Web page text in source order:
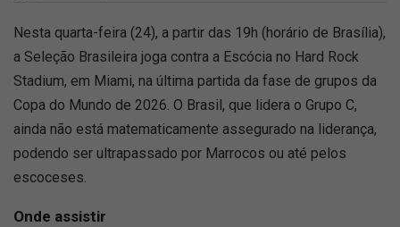
Nesta quarta-feira (24), a partir das 19h (horário de Brasília),
a Seleção Brasileira joga contra a Escócia no Hard Rock
Stadium, em Miami, na última partida da fase de grupos da
Copa do Mundo de 2026. O Brasil, que lidera o Grupo C,
ainda não está matematicamente assegurado na liderança,
podendo ser ultrapassado por Marrocos ou até pelos
escoceses.
Onde assistir